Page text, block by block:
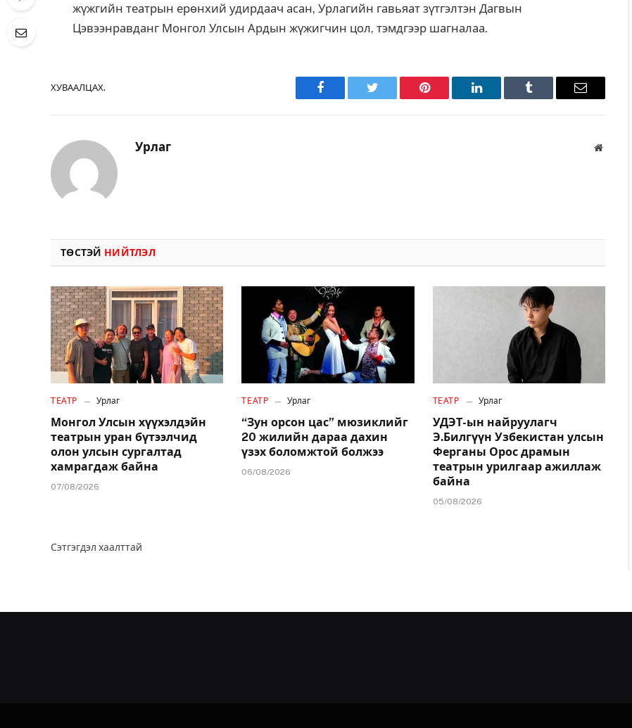
жүжгийн театрын ерөнхий удирдаач асан, Урлагийн гавьяат зүтгэлтэн Дагвын
Цэвээнравданг Монгол Улсын Ардын жүжигчин цол, тэмдгээр шагналаа.
ХУВААЛЦАХ.
Facebook Twitter Pinterest LinkedIn Tumblr Имэйл
Урлаг Вэбсайт
ТӨСТЭЙ НИЙТЛЭЛ
ТЕАТР Урлаг
Монгол Улсын хүүхэлдэйн
театрын уран бүтээлчид
олон улсын сургалтад
хамрагдаж байна
07/08/2026
ТЕАТР Урлаг
“Зун орсон цас” мюзиклийг
20 жилийн дараа дахин
үзэх боломжтой болжээ
06/08/2026
ТЕАТР Урлаг
УДЭТ-ын найруулагч
Э.Билгүүн Узбекистан улсын
Ферганы Орос драмын
театрын урилгаар ажиллаж
байна
05/08/2026
Сэтгэгдэл хаалттай